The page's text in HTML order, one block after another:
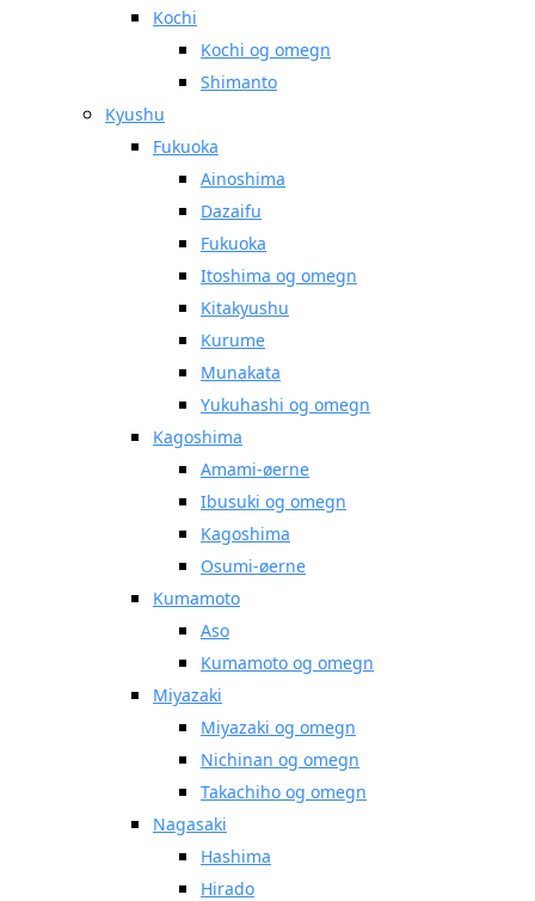
Kochi
Kochi og omegn
Shimanto
Kyushu
Fukuoka
Ainoshima
Dazaifu
Fukuoka
Itoshima og omegn
Kitakyushu
Kurume
Munakata
Yukuhashi og omegn
Kagoshima
Amami-øerne
Ibusuki og omegn
Kagoshima
Osumi-øerne
Kumamoto
Aso
Kumamoto og omegn
Miyazaki
Miyazaki og omegn
Nichinan og omegn
Takachiho og omegn
Nagasaki
Hashima
Hirado